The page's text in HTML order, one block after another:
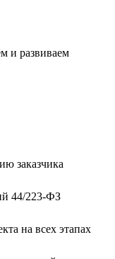
и развиваем
заказчика
44/223-ФЗ
на всех этапах